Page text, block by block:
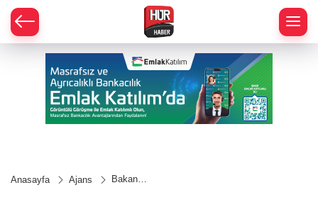
Anasayfa Ajans
Bakan